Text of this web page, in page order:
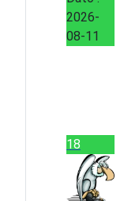
2026-
08-11
18